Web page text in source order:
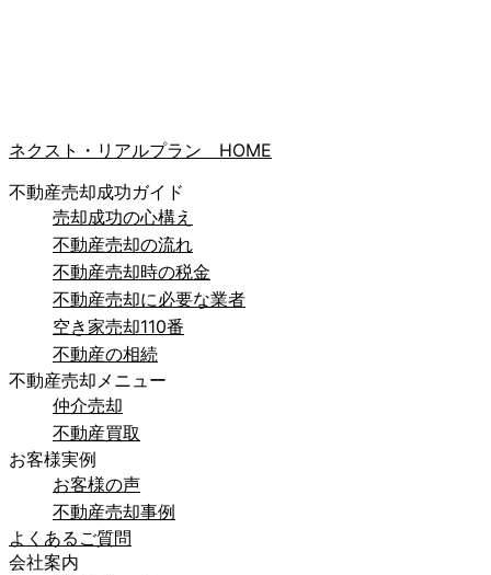
ネクスト・リアルプラン HOME
不動産売却成功ガイド
売却成功の心構え
不動産売却の流れ
不動産売却時の税金
不動産売却に必要な業者
空き家売却110番
不動産の相続
不動産売却メニュー
仲介売却
不動産買取
お客様実例
お客様の声
不動産売却事例
よくあるご質問
会社案内